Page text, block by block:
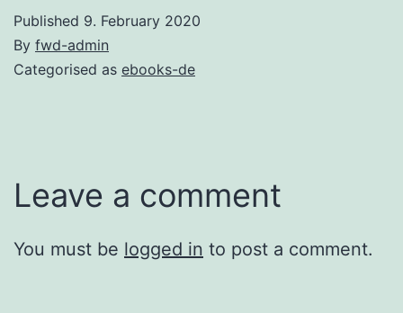
Published 9. February 2020
By fwd-admin
Categorised as ebooks-de
Leave a comment
You must be logged in to post a comment.